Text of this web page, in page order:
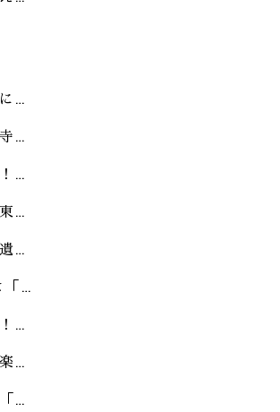
…
…
…
…
…
「…
…
…
…